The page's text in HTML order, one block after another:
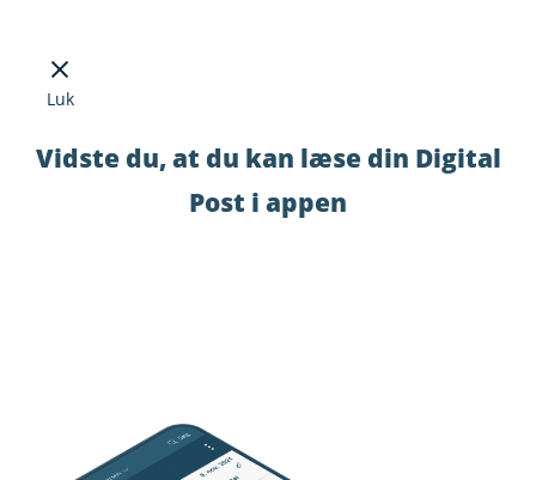
Luk
Vidste du, at du kan læse din Digital
Post i appen